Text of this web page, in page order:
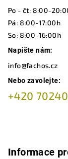
Po - čt: 8:00-
Pá: 8:00-17:00h
So: 8:00-16:00h
Napište nám:
info@fachos.cz
Nebo zavolejte:
+420
Informace